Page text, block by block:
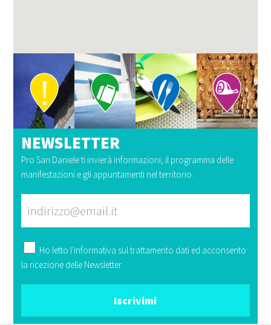
NEWSLETTER
Pro San Daniele ti invierà informazioni, il programma delle
manifestazioni e gli appuntamenti nel territorio.
Ho letto l'informativa sul trattamento dati ed acconsento
la ricezione delle Newsletter